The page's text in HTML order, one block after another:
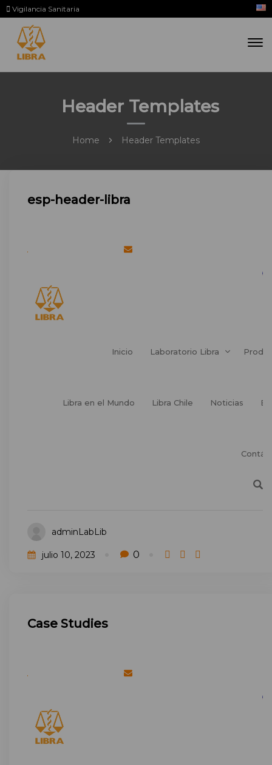
Vigilancia Sanitaria
Header Templates
Home Header Templates
esp-header-libra
Inicio Laboratorio Libra
Libra en el Mundo Libra Chile Noticias
adminLabLib
julio 10, 2023 0
Case Studies